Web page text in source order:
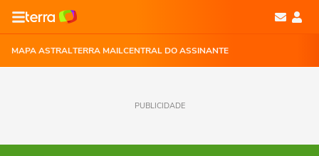
MAPA ASTRALTERRA MAILCENTRAL DO ASSINANTE
PUBLICIDADE